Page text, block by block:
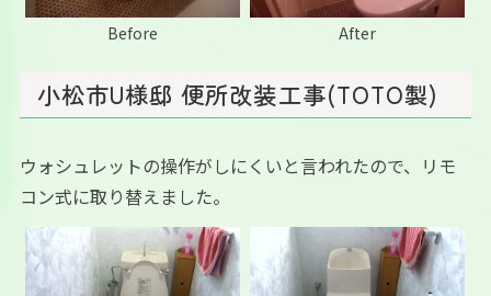
Before After
小松市U様邸 便所改装工事(TOTO製)
ウォシュレットの操作がしにくいと言われたので、リモ
コン式に取り替えました。